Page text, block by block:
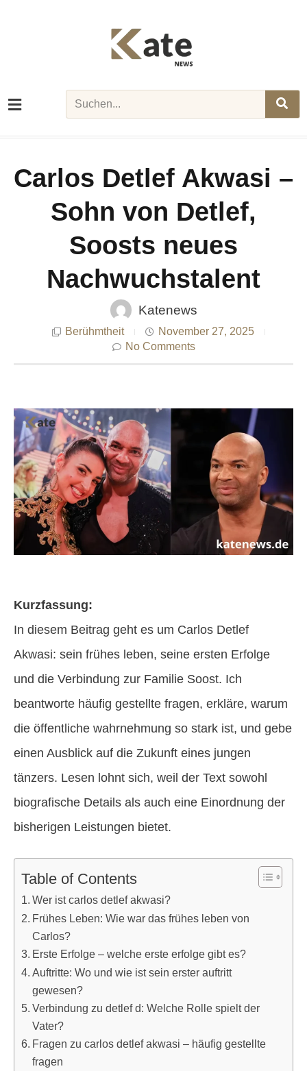
Carlos Detlef Akwasi –
Sohn von Detlef,
Soosts neues
Nachwuchstalent
Katenews
Berühmtheit
November 27, 2025
No Comments
Kurzfassung:
In diesem Beitrag geht es um Carlos Detlef
Akwasi: sein frühes leben, seine ersten Erfolge
und die Verbindung zur Familie Soost. Ich
beantworte häufig gestellte fragen, erkläre, warum
die öffentliche wahrnehmung so stark ist, und gebe
einen Ausblick auf die Zukunft eines jungen
tänzers. Lesen lohnt sich, weil der Text sowohl
biografische Details als auch eine Einordnung der
bisherigen Leistungen bietet.
Table of Contents
Wer ist carlos detlef akwasi?
Frühes Leben: Wie war das frühes leben von
Carlos?
Erste Erfolge – welche erste erfolge gibt es?
Auftritte: Wo und wie ist sein erster auftritt
gewesen?
Verbindung zu detlef d: Welche Rolle spielt der
Vater?
Fragen zu carlos detlef akwasi – häufig gestellte
fragen